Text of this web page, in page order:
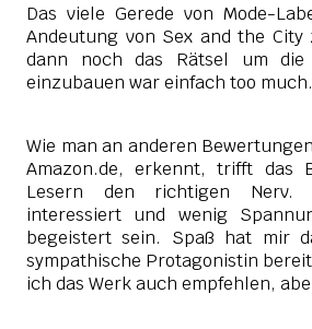
Das viele Gerede von Mode-
Andeutung von Sex and the
dann noch das Rätsel um die
einzubauen war einfach too much.
Wie man an anderen
Amazon.de, erkennt, trifft das
Lesern den richtigen
interessiert und wenig
begeistert sein. Spaß hat mir
sympathische Protagonistin
ich das Werk auch empfehlen,